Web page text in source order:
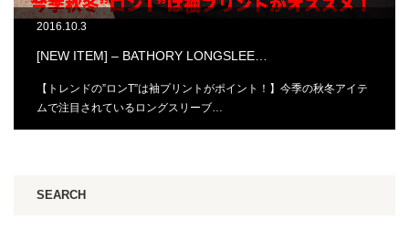
2016.10.3
[NEW ITEM] – BATHORY LONGSLEE…
【トレンドの”ロンT”は袖プリントがポイント！】今季の秋冬アイテ
ムで注目されているロングスリーブ…
SEARCH